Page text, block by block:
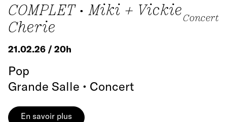
COMPLET • Miki + Vickie
Cherie
Concert
21.02.26 / 20h
Pop
Grande Salle • Concert
En savoir plus